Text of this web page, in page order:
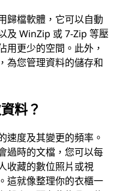
歸檔軟體，它可以自動
及 WinZip 或 7-Zip 等壓
用更少的空間。此外，
為您管理資料的儲存和
料？
速度及其變更的頻率。
過時的文檔，您可以每
收藏的數位照片或視
這就像整理你的衣櫃一